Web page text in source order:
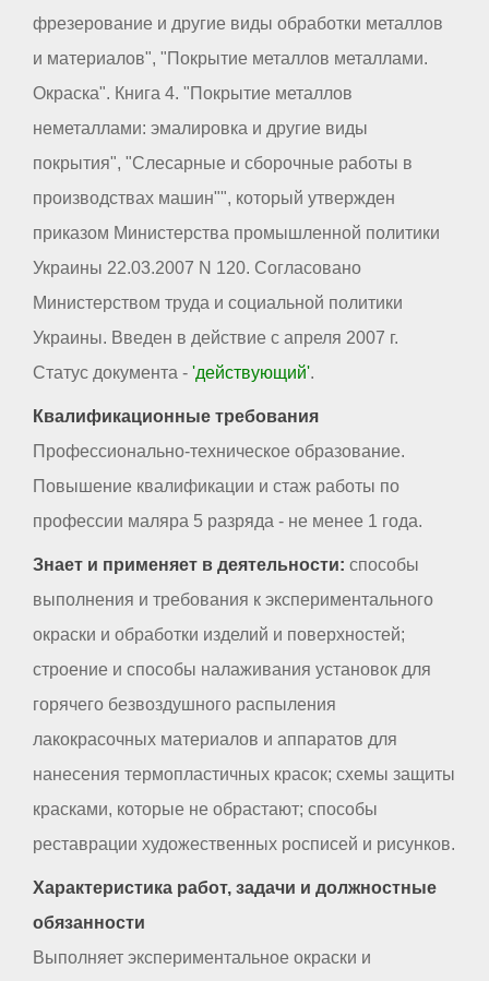
фрезерование и другие виды обработки металлов
и материалов", "Покрытие металлов металлами.
Окраска". Книга 4. "Покрытие металлов
неметаллами: эмалировка и другие виды
покрытия", "Слесарные и сборочные работы в
производствах машин"", который утвержден
приказом Министерства промышленной политики
Украины 22.03.2007 N 120. Согласовано
Министерством труда и социальной политики
Украины. Введен в действие с апреля 2007 г.
Статус документа - 'действующий'.
Квалификационные требования
Профессионально-техническое образование.
Повышение квалификации и стаж работы по
профессии маляра 5 разряда - не менее 1 года.
Знает и применяет в деятельности: способы
выполнения и требования к экспериментального
окраски и обработки изделий и поверхностей;
строение и способы налаживания установок для
горячего безвоздушного распыления
лакокрасочных материалов и аппаратов для
нанесения термопластичных красок; схемы защиты
красками, которые не обрастают; способы
реставрации художественных росписей и рисунков.
Характеристика работ, задачи и должностные
обязанности
Выполняет экспериментальное окраски и